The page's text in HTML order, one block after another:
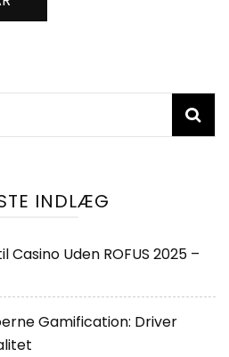
INDLÆG
Uden ROFUS 2025 –
Gamification: Driver